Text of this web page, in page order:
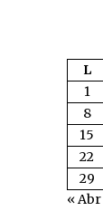
L
1
8
15
22
29
« Abr